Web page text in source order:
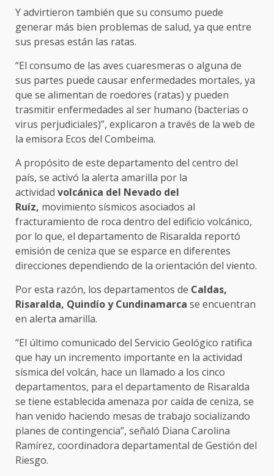
Y advirtieron también que su consumo puede
generar más bien problemas de salud, ya que entre
sus presas están las ratas.
“El consumo de las aves cuaresmeras o alguna de
sus partes puede causar enfermedades mortales, ya
que se alimentan de roedores (ratas) y pueden
trasmitir enfermedades al ser humano (bacterias o
virus perjudiciales)”, explicaron a través de la web de
la emisora Ecos del Combeima.
A propósito de este departamento del centro del
país, se activó la alerta amarilla por la
actividad volcánica del Nevado del
Ruíz, movimiento sísmicos asociados al
fracturamiento de roca dentro del edificio volcánico,
por lo que, el departamento de Risaralda reportó
emisión de ceniza que se esparce en diferentes
direcciones dependiendo de la orientación del viento.
Por esta razón, los departamentos de Caldas,
Risaralda, Quindío y Cundinamarca se encuentran
en alerta amarilla.
“El último comunicado del Servicio Geológico ratifica
que hay un incremento importante en la actividad
sísmica del volcán, hace un llamado a los cinco
departamentos, para el departamento de Risaralda
se tiene establecida amenaza por caída de ceniza, se
han venido haciendo mesas de trabajo socializando
planes de contingencia”, señaló Diana Carolina
Ramírez, coordinadora departamental de Gestión del
Riesgo.